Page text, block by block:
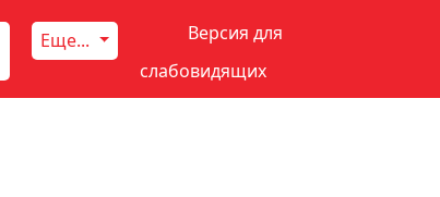
Еще...
Версия для
слабовидящих